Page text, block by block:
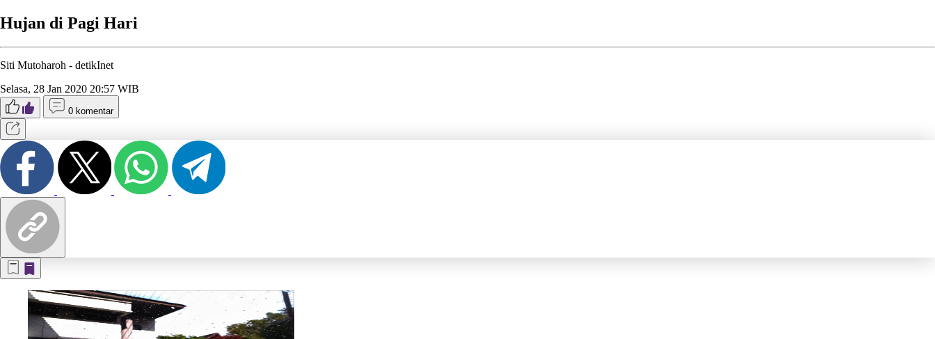
Hujan di Pagi Hari
Siti Mutoharoh - detikInet
Selasa, 28 Jan 2020 20:57 WIB
0 komentar